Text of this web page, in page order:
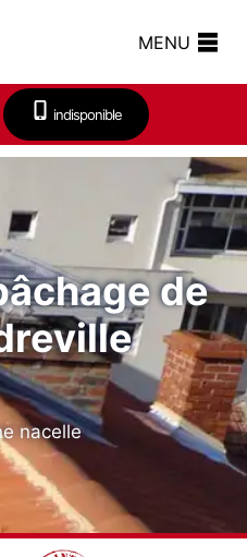
MENU
indisponible
de
nacelle